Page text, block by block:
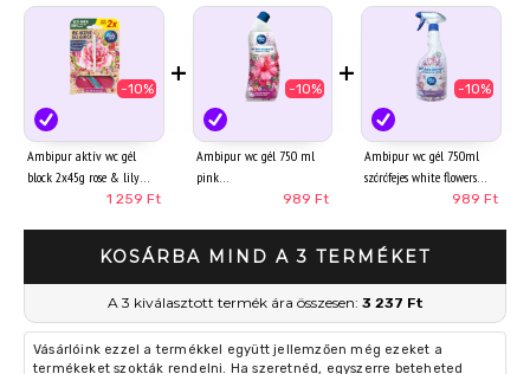
-10%
Ambipur aktív wc gél
block 2x45g rose & lily
1 259 Ft
+
-10%
Ambipur wc gél 750 ml
pink
989 Ft
+
-10%
Ambipur wc gél 750ml
szórófejes white flowers
989 Ft
KOSÁRBA MIND A 3 TERMÉKET
A 3 kiválasztott termék ára összesen: 3 237 Ft
Vásárlóink ezzel a termékkel együtt jellemzően még ezeket a
termékeket szokták rendelni. Ha szeretnéd, egyszerre beteheted